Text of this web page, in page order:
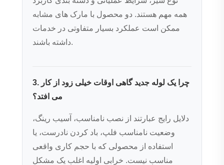
همه مهم هستند. دو محصول با مارک های مشابه
ممکن است عملکرد بسیار متفاوتی در خدمات
داشته باشند.
3. چرا یک لوله جدید گاهی اوقات خیلی زود از کار
می افتد؟
دلایل رایج عبارتند از نصب نامناسب، آسیب رینگ،
وضعیت نامناسب فلپ، باد کردن نادرست، یا
استفاده از محصولی که با حجم کاری واقعی
مناسب نیست. خرابی اولیه اغلب یک مشکل